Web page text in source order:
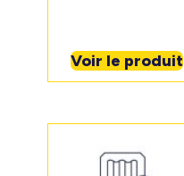
Voir le produit